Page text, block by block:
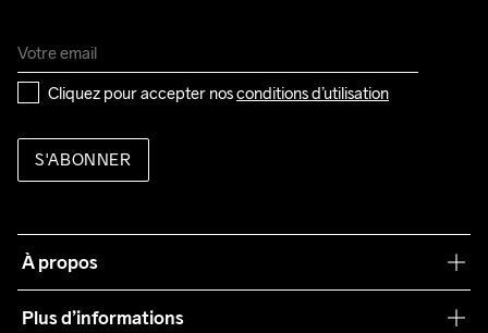
Cliquez pour accepter nos conditions d’utilisation
S'ABONNER
À propos
Plus d’informations